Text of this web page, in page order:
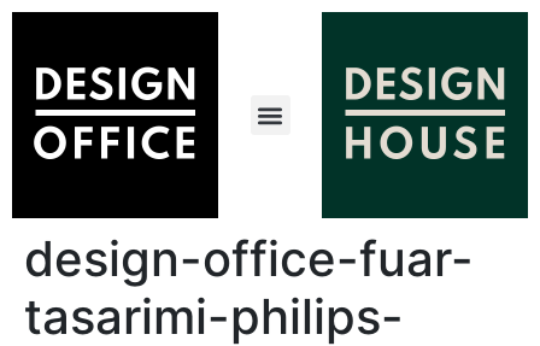
design-office-fuar-
tasarimi-philips-